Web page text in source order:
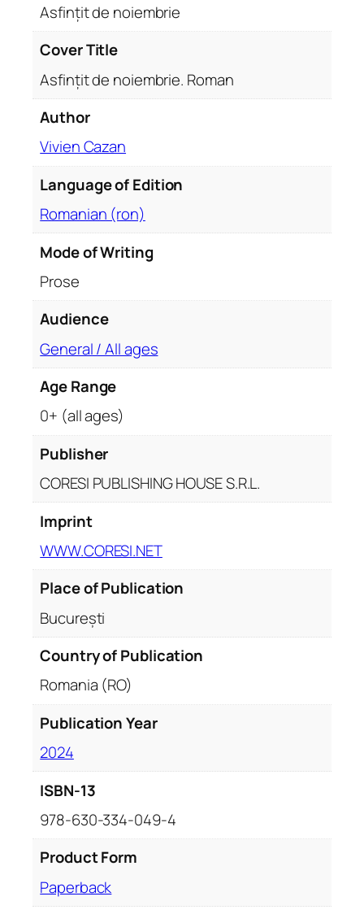
r
t
y
Asfințit de noiembrie
Cover Title
Asfințit de noiembrie. Roman
Author
Vivien Cazan
Language of Edition
Romanian (ron)
Mode of Writing
Prose
Audience
General / All ages
Age Range
0+ (all ages)
Publisher
CORESI PUBLISHING HOUSE S.R.L.
Imprint
WWW.CORESI.NET
Place of Publication
București
Country of Publication
Romania (RO)
Publication Year
2024
ISBN-13
978-630-334-049-4
Product Form
Paperback